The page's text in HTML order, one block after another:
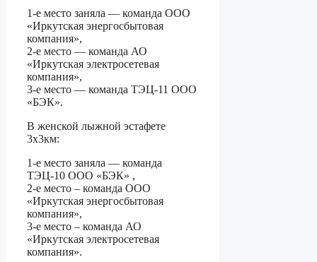
1-е место заняла — команда ООО
«Иркутская энергосбытовая
компания»,
2-е место — команда АО
«Иркутская электросетевая
компания»,
3-е место — команда ТЭЦ-11 ООО
«БЭК».
В женской лыжной эстафете
3х3км:
1-е место заняла — команда
ТЭЦ-10 ООО «БЭК» ,
2-е место – команда ООО
«Иркутская энергосбытовая
компания»,
3-е место – команда АО
«Иркутская электросетевая
компания».